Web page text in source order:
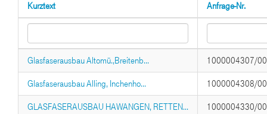
Kurztext Anfrage-Nr.
Glasfaserausbau Altomü.,Breitenb... 1000004307/
Glasfaserausbau Alling, Inchenho... 1000004308/
GLASFASERAUSBAU HAWANGEN, RETTEN... 1000004330/